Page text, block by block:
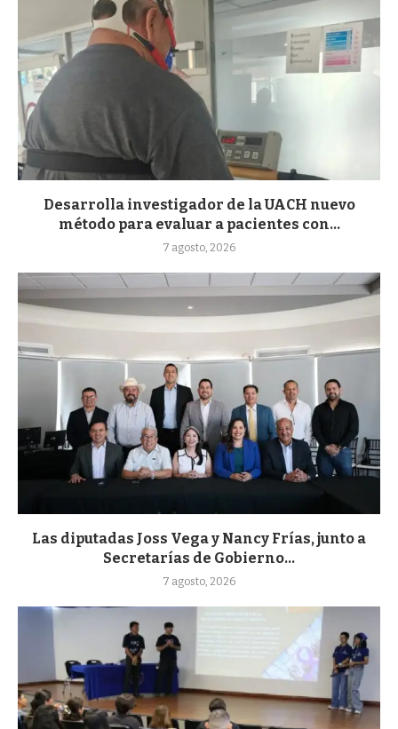
Desarrolla investigador de la UACH nuevo
método para evaluar a pacientes con...
7 agosto, 2026
Las diputadas Joss Vega y Nancy Frías, junto a
Secretarías de Gobierno...
7 agosto, 2026